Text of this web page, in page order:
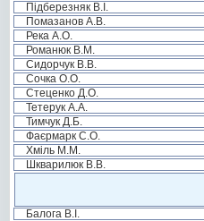
Підберезняк В.І.
Помазанов А.В.
Река А.О.
Романюк В.М.
Сидорчук В.В.
Сочка О.О.
Стеценко Д.О.
Тетерук А.А.
Тимчук Д.Б.
Фаєрмарк С.О.
Хміль М.М.
Шкварилюк В.В.
Балога В.І.